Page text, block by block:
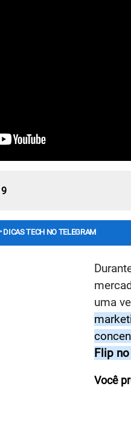
TECH NO TELEGRAM
uma
Flip
Você